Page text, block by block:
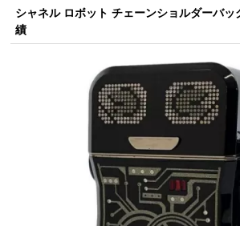
今すぐ電話査定
受付時間 10:00～19:00
中野ブロードウェイ
宅配買取を申し込
無料の宅配キットをお届け
シャネル ロボット チェーンショルダーバッ
績